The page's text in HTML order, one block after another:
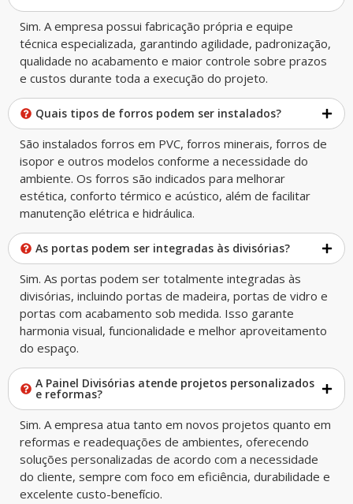
Sim. A empresa possui fabricação própria e equipe
técnica especializada, garantindo agilidade, padronização,
qualidade no acabamento e maior controle sobre prazos
e custos durante toda a execução do projeto.
Quais tipos de forros podem ser instalados?
São instalados forros em PVC, forros minerais, forros de
isopor e outros modelos conforme a necessidade do
ambiente. Os forros são indicados para melhorar
estética, conforto térmico e acústico, além de facilitar
manutenção elétrica e hidráulica.
As portas podem ser integradas às divisórias?
Sim. As portas podem ser totalmente integradas às
divisórias, incluindo portas de madeira, portas de vidro e
portas com acabamento sob medida. Isso garante
harmonia visual, funcionalidade e melhor aproveitamento
do espaço.
A Painel Divisórias atende projetos personalizados
e reformas?
Sim. A empresa atua tanto em novos projetos quanto em
reformas e readequações de ambientes, oferecendo
soluções personalizadas de acordo com a necessidade
do cliente, sempre com foco em eficiência, durabilidade e
excelente custo-benefício.